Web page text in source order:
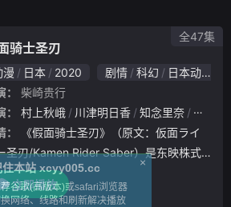
骑士圣刃
漫 日本 2020 剧情 科幻
日本动漫
柴崎贵行
村上秋峨 川津明日香 知念里奈
内藤秀
圣刃/Kamen Rider Saber）是东映株式
出品的特摄电视剧。是“令和假面骑士”系
二作。本作以“神话”与“书”为元素，敌人
立即播放
全47集
×
住本站 xcyy005.cc
谷歌(高版本)或safari浏览器
网络、线路和刷新解决播放